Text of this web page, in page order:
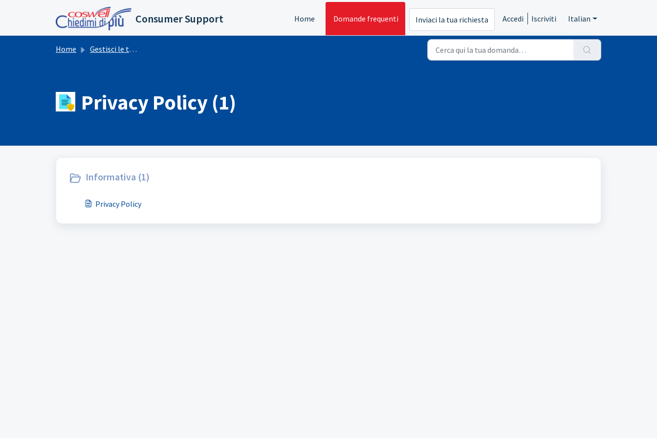
Salta al contenuto principale
Consumer Support Home Domande frequenti Inviaci la tua richiesta Accedi Iscriviti Italian
Home Gestisci le tue richieste
Privacy Policy (1)
Informativa (1)
Privacy Policy